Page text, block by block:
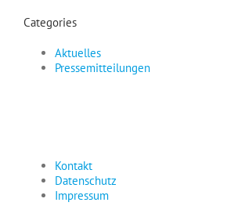
Categories
Aktuelles
Pressemitteilungen
Kontakt
Datenschutz
Impressum